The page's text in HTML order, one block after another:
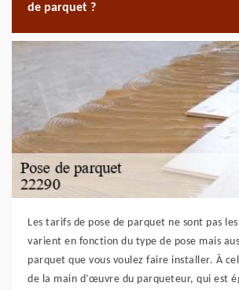
de parquet ?
Les tarifs de pose de parquet ne sont pas
varient en fonction du type de pose mais
parquet que vous voulez faire installer. À
de la main d’œuvre du parqueteur, qui est